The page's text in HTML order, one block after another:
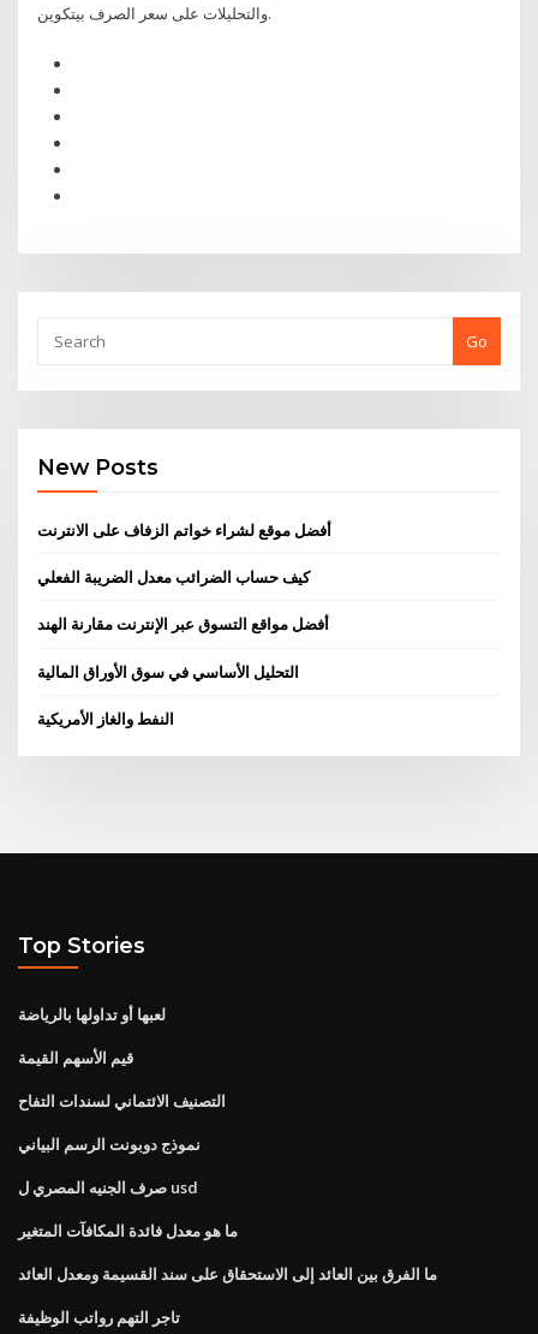
والتحليلات على سعر الصرف بيتكوين.
Go
New Posts
أفضل موقع لشراء خواتم الزفاف على الانترنت
كيف حساب الضرائب معدل الضريبة الفعلي
أفضل مواقع التسوق عبر الإنترنت مقارنة الهند
التحليل الأساسي في سوق الأوراق المالية
النفط والغاز الأمريكية
Top Stories
لعبها أو تداولها بالرياضة
قيم الأسهم القيمة
التصنيف الائتماني لسندات التفاح
نموذج دوبونت الرسم البياني
صرف الجنيه المصري ل usd
ما هو معدل فائدة المكافآت المتغير
ما الفرق بين العائد إلى الاستحقاق على سند القسيمة ومعدل العائد
تاجر التهم رواتب الوظيفة